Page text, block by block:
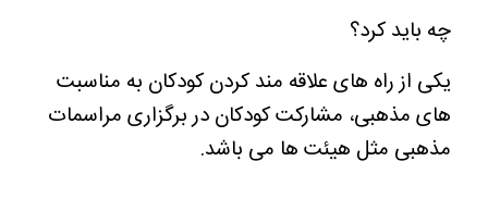
چه باید کرد؟
یکی از راه های علاقه مند کردن کودکان به مناسبت
های مذهبی، مشارکت کودکان در برگزاری مراسمات
مذهبی مثل هیئت ها می باشد.